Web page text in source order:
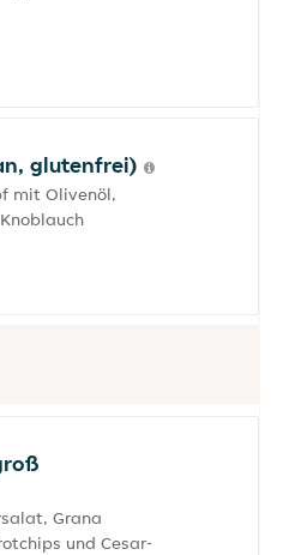
glutenfrei)
mit Olivenöl,
Grana
und Cesar-